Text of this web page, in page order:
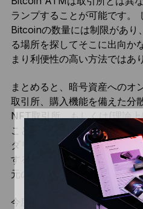
ランプすることが可能です。
Bitcoinの数量には制限があ
る場所を探してそこに出向か
まり利便性の高い方法ではあ
まとめると、暗号資産へのオ
取引所、購入機能を備えた分
NFT取引所、もしくは(理論
ことができます。 ほとんど
ダリング防止規則に準拠する
する必要があります。また、
元のプラットフォームのタイ
今度は、ブロックチェーンベ